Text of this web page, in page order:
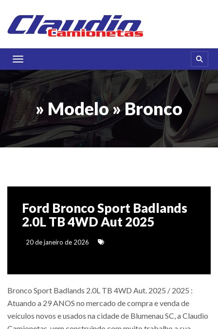
Toggle navigation
» Modelo » Bronco
Ford Bronco Sport Badlands
2.0L TB 4WD Aut 2025
20 de janeiro de 2026
Bronco Sport Badlands 2.0L TB 4WD Aut. 2025 / 2025 :
Atuando a 29 ANOS no mercado de compra e venda de
veículos novos e usados na cidade de Blumenau SC, a Claudio